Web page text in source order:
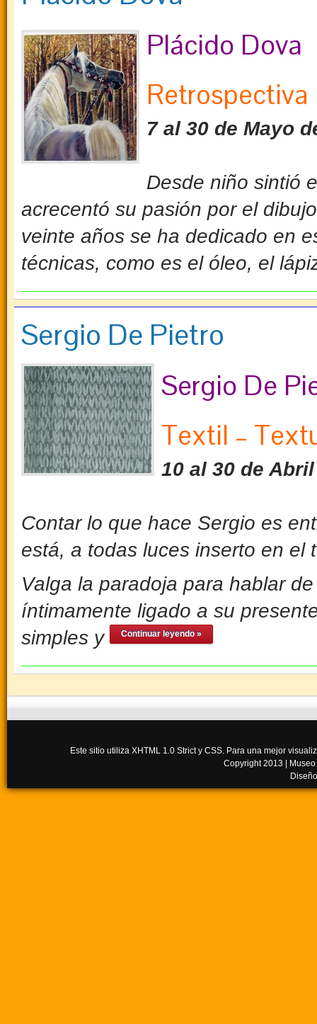
Plácido Dova
Retrospectiva
7 al 30 de Mayo
Desde niño sintió
acrecentó su pasión por el
veinte años se ha dedicado en
técnicas, como es el óleo, el
Sergio De Pietro
Sergio De
Textil –
10 al 30 de
Contar lo que hace Sergio es
está, a todas luces inserto en el
Valga la paradoja para hablar
íntimamente ligado a su
simples y
Continuar leyendo »
Este sitio utiliza XHTML 1.0 Strict y CSS. Para una mejor
Copyright 2013 |